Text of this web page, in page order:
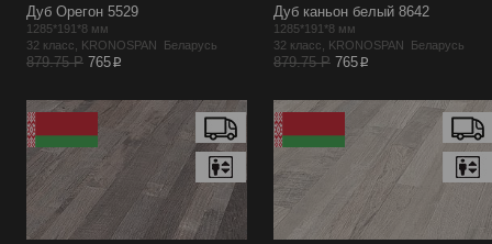
Дуб Орегон 5529
1285*191*8 мм
32 класс, KRONOSPAN Беларусь
879.75 Р 765p
Дуб каньон белый 8642
1285*191*8 мм
32 класс, KRONOSPAN Беларусь
879.75 Р 765p